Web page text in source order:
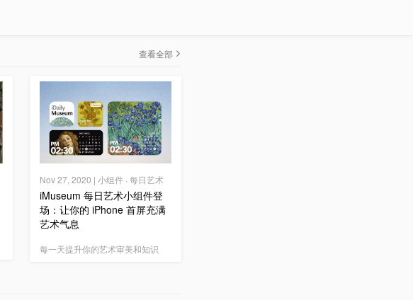
查看全部
Nov 27, 2020 | 小组件 · 每日艺术
iMuseum 每日艺术小组件登
场：让你的 iPhone 首屏充满
艺术气息
每一天提升你的艺术审美和知识